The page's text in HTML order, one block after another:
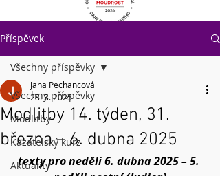
Příspěvek
Všechny příspěvky
Modlitby
Kazatelský kurz
Aktuality
Všechny příspěvky
Modlitby 14. týden, 31.
března – 6. dubna 2025
Jana Pechancová
28. 3. 2025
texty pro neděli 6. dubna 2025 – 5.